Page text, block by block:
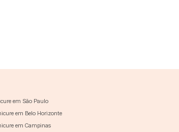
em São Paulo
em Belo Horizonte
em Campinas